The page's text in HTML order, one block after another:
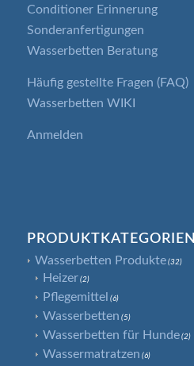
Conditioner Erinnerung
Sonderanfertigungen
Wasserbetten Beratung
Häufig gestellte Fragen (FAQ)
Wasserbetten WIKI
Anmelden
PRODUKTKATEGORIEN
Wasserbetten Produkte (32)
Heizer (2)
Pflegemittel (6)
Wasserbetten (5)
Wasserbetten für Hunde (2)
Wassermatratzen (6)